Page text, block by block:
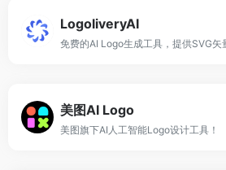
LogoliveryAI
免费的AI Logo生成工具，提供SVG矢
美图AI Logo
美图旗下AI人工智能Logo设计工具！